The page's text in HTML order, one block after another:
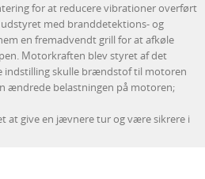
for at reducere vibrationer overført
med branddetektions- og
en fremadvendt grill for at afkøle
Motorkraften blev styret af det
indstilling skulle brændstof til motoren
ændrede belastningen på motoren;
at give en jævnere tur og være sikrere i